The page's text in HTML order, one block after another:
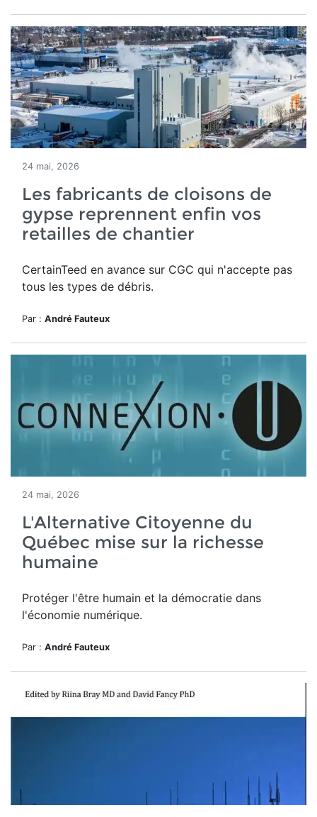
24 mai, 2026
Les fabricants de cloisons de
gypse reprennent enfin vos
retailles de chantier
CertainTeed en avance sur CGC qui n'accepte pas
tous les types de débris.
Par : André Fauteux
24 mai, 2026
L'Alternative Citoyenne du
Québec mise sur la richesse
humaine
Protéger l'être humain et la démocratie dans
l'économie numérique.
Par : André Fauteux